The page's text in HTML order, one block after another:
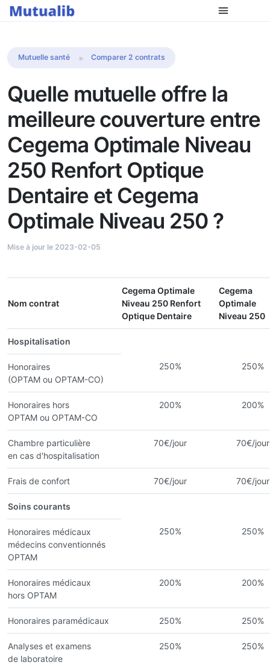
Comparer les mutuelles
Mutuelle santé Comparer 2 contrats
Quelle mutuelle offre la
meilleure couverture entre
Cegema Optimale Niveau
250 Renfort Optique
Dentaire et Cegema
Optimale Niveau 250 ?
Mise à jour le 2023-02-05
Nom contrat
Cegema Optimale
Niveau 250 Renfort
Optique Dentaire
Cegema
Optimale
Niveau 250
Hospitalisation
Honoraires
(OPTAM ou OPTAM-CO)
250% 250%
Honoraires hors
OPTAM ou OPTAM-CO
200% 200%
Chambre particulière
en cas d'hospitalisation
70€/jour 70€/jour
Frais de confort 70€/jour 70€/jour
Soins courants
Honoraires médicaux
médecins conventionnés
OPTAM
250% 250%
Honoraires médicaux
hors OPTAM
200% 200%
Honoraires paramédicaux 250% 250%
Analyses et examens
de laboratoire
250% 250%